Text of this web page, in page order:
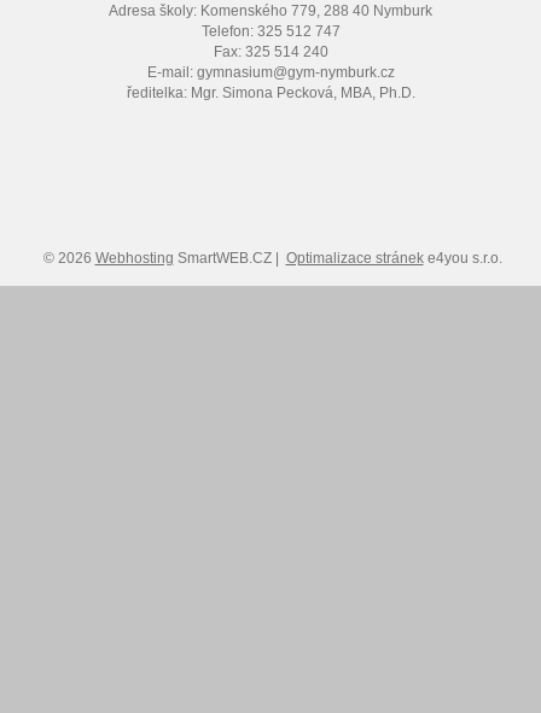
Adresa školy: Komenského 779, 288 40 Nymburk
Telefon: 325 512 747
Fax: 325 514 240
E-mail: gymnasium@gym-nymburk.cz
ředitelka: Mgr. Simona Pecková, MBA, Ph.D.
© 2026 Webhosting SmartWEB.CZ | Optimalizace stráneke4you s.r.o.